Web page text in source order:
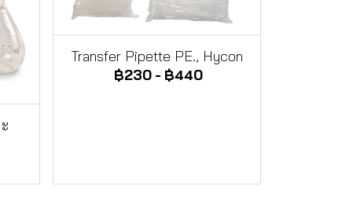
Transfer Pipette PE., Hycon
฿230 - ฿440